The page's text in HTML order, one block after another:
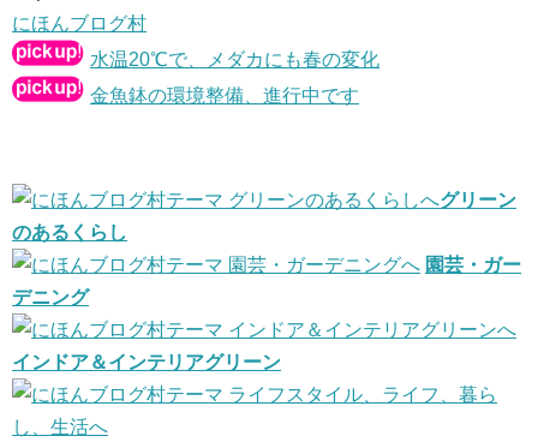
にほんブログ村
水温20℃で、メダカにも春の変化
金魚鉢の環境整備、進行中です
グリーン
のあるくらし
園芸・ガー
デニング
インドア＆インテリアグリーン